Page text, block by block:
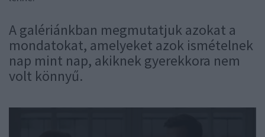
A galériánkban megmutatjuk azokat a
mondatokat, amelyeket azok ismételnek
nap mint nap, akiknek gyerekkora nem
volt könnyű.